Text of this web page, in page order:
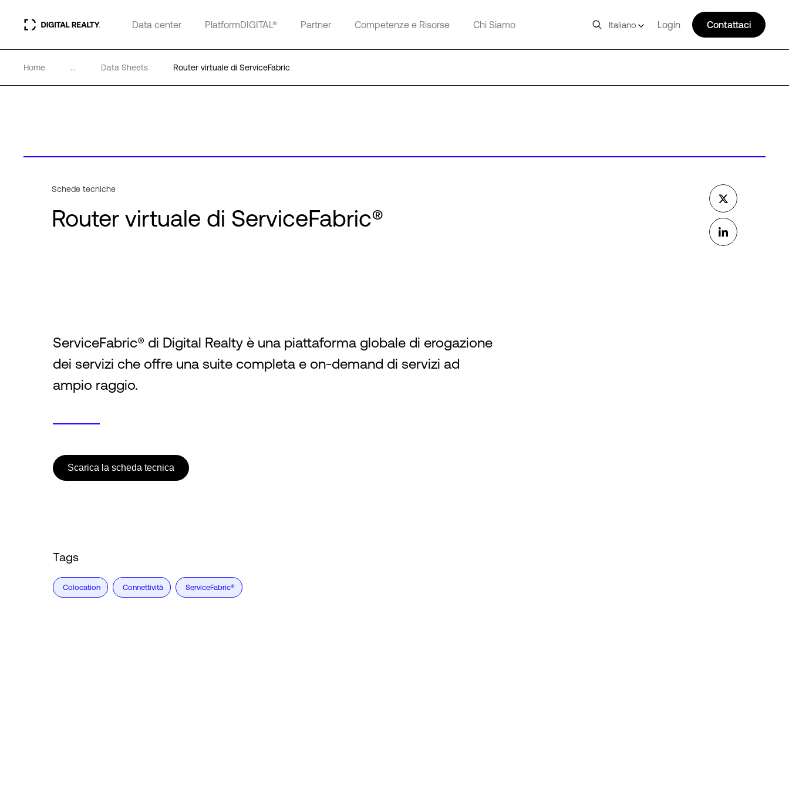
Data center PlatformDIGITAL® Partner Competenze e Risorse Chi Siamo Italiano Login Contattaci
Home ... Data Sheets Router virtuale di ServiceFabric
Schede tecniche
Router virtuale di ServiceFabric®
ServiceFabric® di Digital Realty è una piattaforma globale di erogazione
dei servizi che offre una suite completa e on-demand di servizi ad
ampio raggio.
Scarica la scheda tecnica
Tags
Colocation Connettività ServiceFabric®